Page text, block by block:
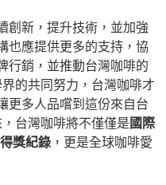
創新，提升技術，並加強
也應提供更多的支持，協
行銷，並推動台灣咖啡的
的共同努力，台灣咖啡才
更多人品嚐到這份來自台
台灣咖啡將不僅僅是 國際
獎紀錄 ，更是全球咖啡愛